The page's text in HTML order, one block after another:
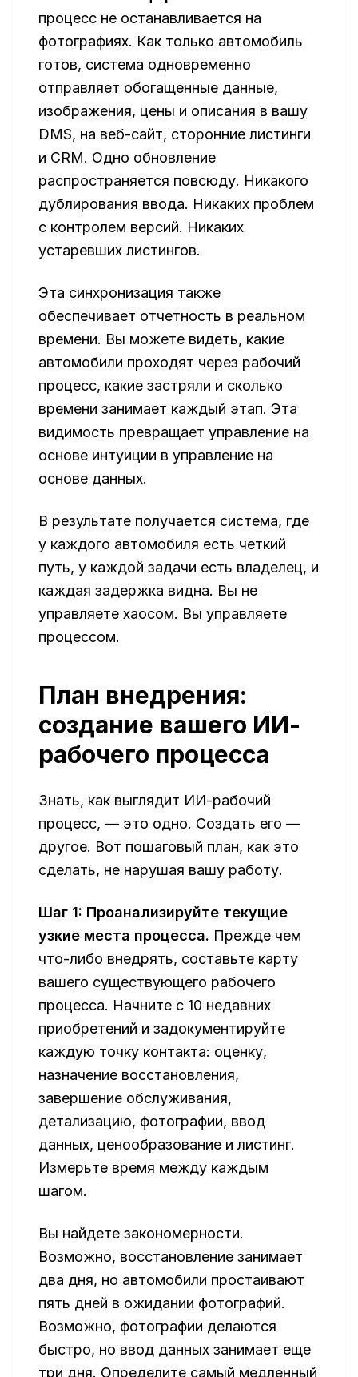
процесс не останавливается на
фотографиях. Как только автомобиль
готов, система одновременно
отправляет обогащенные данные,
изображения, цены и описания в вашу
DMS, на веб-сайт, сторонние листинги
и CRM. Одно обновление
распространяется повсюду. Никакого
дублирования ввода. Никаких проблем
с контролем версий. Никаких
устаревших листингов.
Эта синхронизация также
обеспечивает отчетность в реальном
времени. Вы можете видеть, какие
автомобили проходят через рабочий
процесс, какие застряли и сколько
времени занимает каждый этап. Эта
видимость превращает управление на
основе интуиции в управление на
основе данных.
В результате получается система, где
у каждого автомобиля есть четкий
путь, у каждой задачи есть владелец, и
каждая задержка видна. Вы не
управляете хаосом. Вы управляете
процессом.
План внедрения:
создание вашего ИИ-
рабочего процесса
Знать, как выглядит ИИ-рабочий
процесс, — это одно. Создать его —
другое. Вот пошаговый план, как это
сделать, не нарушая вашу работу.
Шаг 1: Проанализируйте текущие
узкие места процесса. Прежде чем
что-либо внедрять, составьте карту
вашего существующего рабочего
процесса. Начните с 10 недавних
приобретений и задокументируйте
каждую точку контакта: оценку,
назначение восстановления,
завершение обслуживания,
детализацию, фотографии, ввод
данных, ценообразование и листинг.
Измерьте время между каждым
шагом.
Вы найдете закономерности.
Возможно, восстановление занимает
два дня, но автомобили простаивают
пять дней в ожидании фотографий.
Возможно, фотографии делаются
быстро, но ввод данных занимает еще
три дня. Определите самый медленный